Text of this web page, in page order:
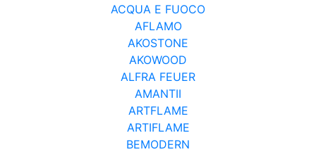
ACQUA E FUOCO
AFLAMO
AKOSTONE
AKOWOOD
ALFRA FEUER
AMANTII
ARTFLAME
ARTIFLAME
BEMODERN